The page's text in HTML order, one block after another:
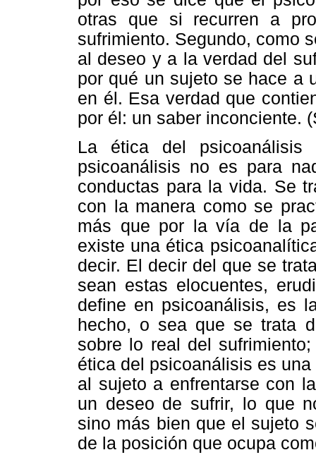
otras que si recurren a
sufrimiento. Segundo, como
al deseo y a la verdad del
por qué un sujeto se hace a
en él. Esa verdad que
por él: un saber inconciente.
La ética del
psicoanálisis no es para
conductas para la vida. Se
con la manera como se
más que por la vía de la
existe una ética
decir. El decir del que se
sean estas elocuentes,
define en psicoanálisis, es
hecho, o sea que se trata
sobre lo real del
ética del psicoanálisis es
al sujeto a enfrentarse con
un deseo de sufrir, lo que
sino más bien que el sujeto
de la posición que ocupa